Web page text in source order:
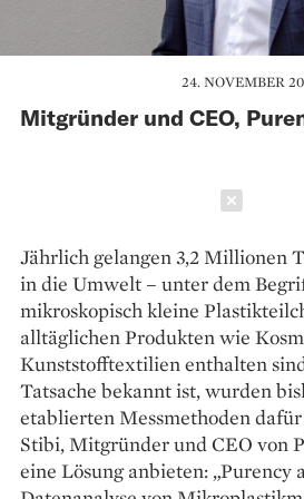
24. NOVEMBER
Mitgründer und CEO,
Jährlich gelangen 3,2 Millionen
in die Umwelt – unter dem
mikroskopisch kleine
alltäglichen Produkten wie
Kunststofftextilien enthalten
Tatsache bekannt ist, wurden
etablierten Messmethoden
Stibi, Mitgründer und CEO von
eine Lösung anbieten: „Purency